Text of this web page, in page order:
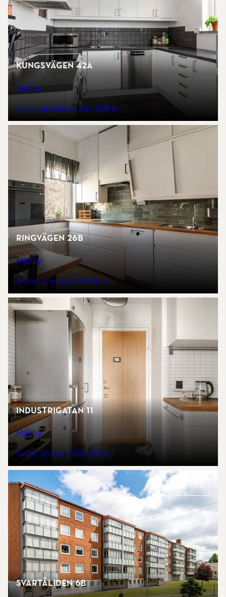
Kungsvägen 42A
Mjölby
2 rum 58,5 kvm 695 000 kr
Ringvägen 26B
Mjölby
1 rum 41 kvm 475 000 kr
Industrigatan 11
Mjölby
1 rum 26 kvm 350 000 kr
REDO™
Svartåliden 6B